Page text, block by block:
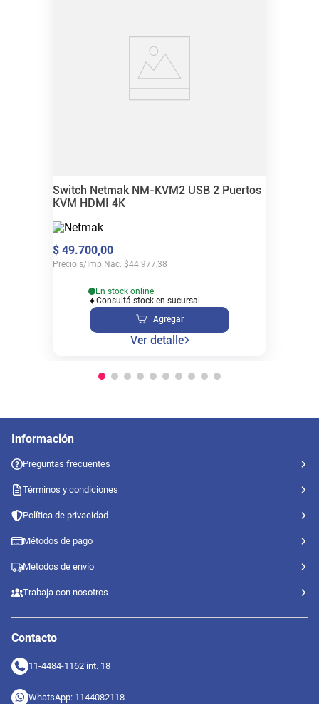
Switch Netmak NM-KVM2 USB 2 Puertos
KVM HDMI 4K
$ 49.700,00
Precio s/Imp Nac. $44.977,38
En stock online
Consultá stock en sucursal
Agregar
Ver detalle
Información
Preguntas frecuentes
Términos y condiciones
Política de privacidad
Métodos de pago
Métodos de envío
Trabaja con nosotros
Contacto
11-4484-1162 int. 18
WhatsApp: 1144082118